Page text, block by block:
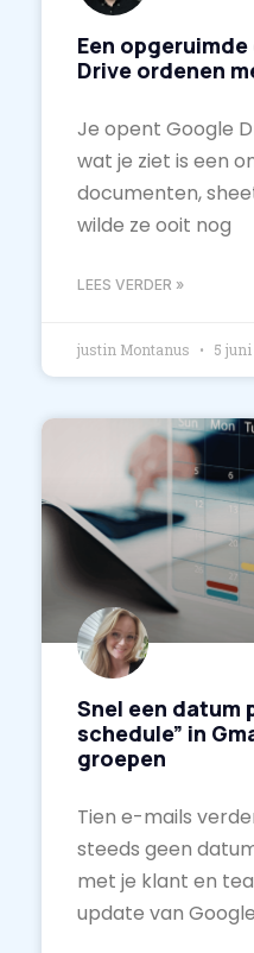
Een
Drive ordenen
Je opent Google
wat je ziet is een
documenten,
wilde ze ooit nog
LEES VERDER »
justin Montanus 5 juni
Snel een datum
schedule” in
groepen
Tien e-mails
steeds geen
met je klant en
update van